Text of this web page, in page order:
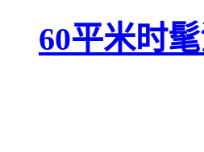
60平米时